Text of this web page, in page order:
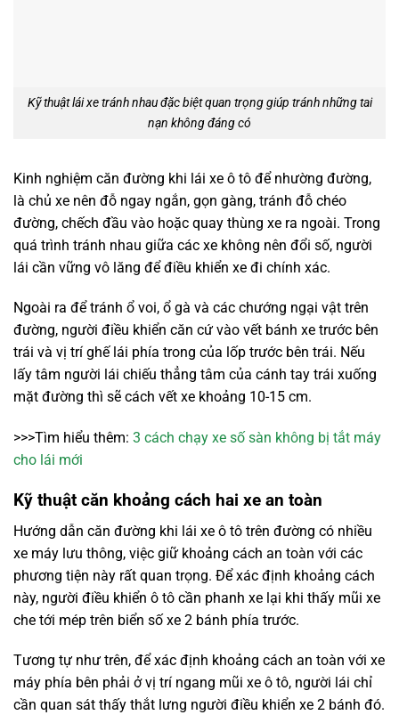
Kỹ thuật lái xe tránh nhau đặc biệt quan trọng giúp tránh những tai
nạn không đáng có
Kinh nghiệm căn đường khi lái xe ô tô để nhường đường,
là chủ xe nên đỗ ngay ngắn, gọn gàng, tránh đỗ chéo
đường, chếch đầu vào hoặc quay thùng xe ra ngoài. Trong
quá trình tránh nhau giữa các xe không nên đổi số, người
lái cần vững vô lăng để điều khiển xe đi chính xác.
Ngoài ra để tránh ổ voi, ổ gà và các chướng ngại vật trên
đường, người điều khiển căn cứ vào vết bánh xe trước bên
trái và vị trí ghế lái phía trong của lốp trước bên trái. Nếu
lấy tâm người lái chiếu thẳng tâm của cánh tay trái xuống
mặt đường thì sẽ cách vết xe khoảng 10-15 cm.
>>>Tìm hiểu thêm: 3 cách chạy xe số sàn không bị tắt máy
cho lái mới
Kỹ thuật căn khoảng cách hai xe an toàn
Hướng dẫn căn đường khi lái xe ô tô trên đường có nhiều
xe máy lưu thông, việc giữ khoảng cách an toàn với các
phương tiện này rất quan trọng. Để xác định khoảng cách
này, người điều khiển ô tô cần phanh xe lại khi thấy mũi xe
che tới mép trên biển số xe 2 bánh phía trước.
Tương tự như trên, để xác định khoảng cách an toàn với xe
máy phía bên phải ở vị trí ngang mũi xe ô tô, người lái chỉ
cần quan sát thấy thắt lưng người điều khiển xe 2 bánh đó.